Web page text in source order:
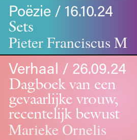
Poëzie / 16.10.24
Sets
Pieter Franciscus M
Verhaal / 26.09.24
Dagboek van een
gevaarlijke vrouw,
recentelijk bewust
Marieke Ornelis